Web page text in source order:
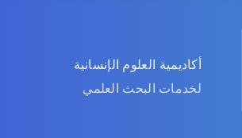
أكاديمية العلوم الإنسانية
لخدمات البحث العلمي